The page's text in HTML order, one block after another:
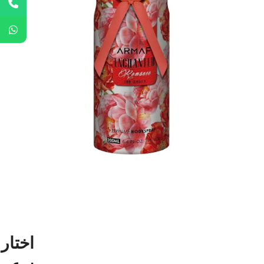
اختار